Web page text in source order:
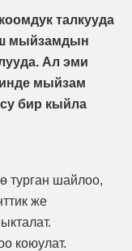
талкууда
мыйзамдын
Ал эми
мыйзам
бир кыйла
турган шайлоо,
же
коюулат.